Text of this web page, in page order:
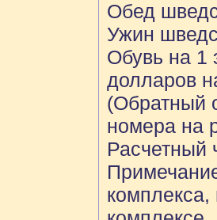
Обед
Ужин
Обувь на 1
долларов
(Обратный
номера на
Расчетный